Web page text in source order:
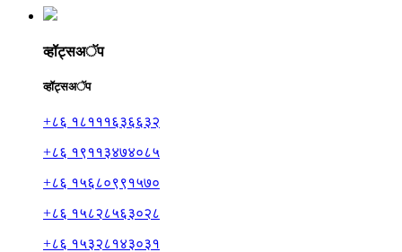
व्हॉट्सअॅप
व्हॉट्सअॅप
+८६ १८१११६३६६३२
+८६ १९११३४७४०८५
+८६ १५६८०९९१५७०
+८६ १५८२८५६३०२८
+८६ १५३२८१४३०३१